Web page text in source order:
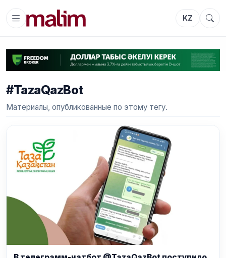
KZ
#TazaQazBot
Материалы, опубликованные по этому тегу.